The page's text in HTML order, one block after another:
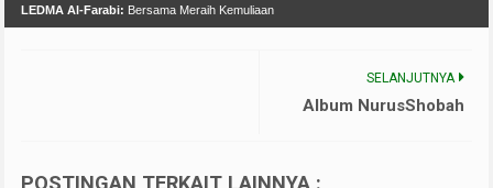
LEDMA Al-Farabi: Bersama Meraih Kemuliaan
SELANJUTNYA
Album NurusShobah
POSTINGAN TERKAIT LAINNYA :